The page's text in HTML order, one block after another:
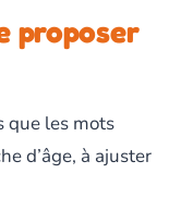
proposer
que les mots
d’âge, à ajuster